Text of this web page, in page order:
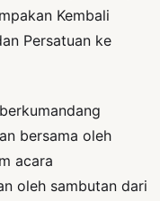
Kembali
Persatuan ke
bersama oleh
acara
oleh sambutan dari